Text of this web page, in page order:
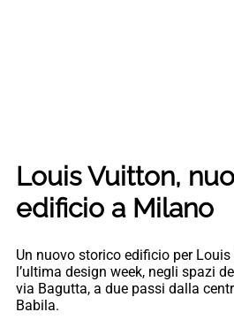
Louis Vuitton,
edificio a Milano
Un nuovo storico edificio per
l’ultima design week, negli spazi
via Bagutta, a due passi dalla
Babila.